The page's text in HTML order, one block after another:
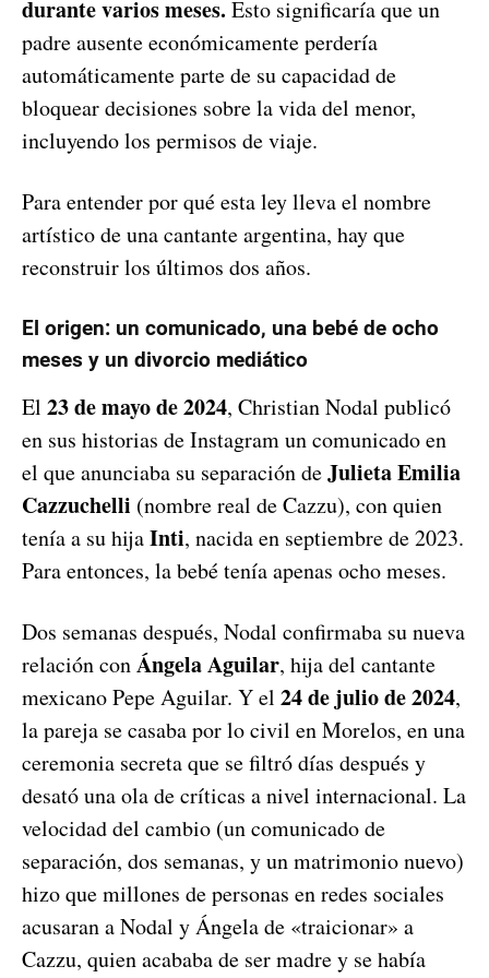
durante varios meses. Esto significaría que un
padre ausente económicamente perdería
automáticamente parte de su capacidad de
bloquear decisiones sobre la vida del menor,
incluyendo los permisos de viaje.
Para entender por qué esta ley lleva el nombre
artístico de una cantante argentina, hay que
reconstruir los últimos dos años.
El origen: un comunicado, una bebé de ocho
meses y un divorcio mediático
El 23 de mayo de 2024, Christian Nodal publicó
en sus historias de Instagram un comunicado en
el que anunciaba su separación deJulieta Emilia
Cazzuchelli (nombre real de Cazzu), con quien
tenía a su hijaInti, nacida en septiembre de 2023.
Para entonces, la bebé tenía apenas ocho meses.
Dos semanas después, Nodal confirmaba su nueva
relación conÁngela Aguilar, hija del cantante
mexicano Pepe Aguilar. Y el 24 de julio de 2024,
la pareja se casaba por lo civil en Morelos, en una
ceremonia secreta que se filtró días después y
desató una ola de críticas a nivel internacional. La
velocidad del cambio (un comunicado de
separación, dos semanas, y un matrimonio nuevo)
hizo que millones de personas en redes sociales
acusaran a Nodal y Ángela de «traicionar» a
Cazzu, quien acababa de ser madre y se había